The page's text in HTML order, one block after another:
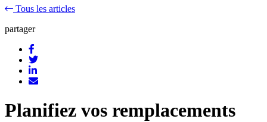
Tous les articles
partager
Planifiez vos remplacements